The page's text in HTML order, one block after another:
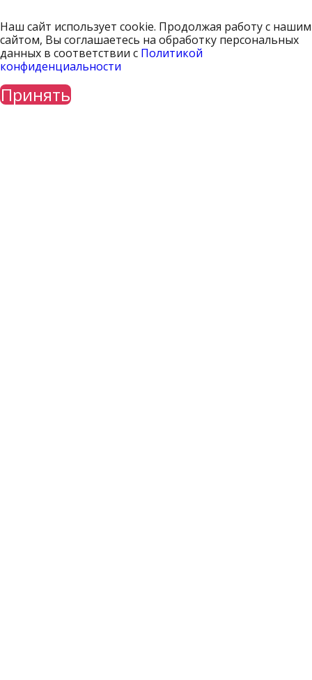
Наш сайт использует cookie. Продолжая работу с нашим
сайтом, Вы соглашаетесь на обработку персональных
данных в соответствии с Политикой
конфиденциальности
Принять